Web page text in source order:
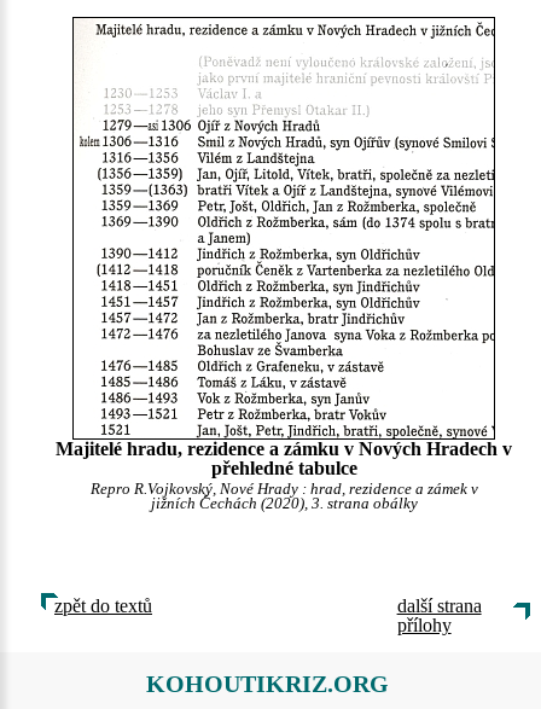
Majitelé hradu, rezidence a zámku v Nových Hradech v
přehledné tabulce
Repro R.Vojkovský, Nové Hrady : hrad, rezidence a zámek v
jižních Čechách (2020), 3. strana obálky
zpět do textů
další strana
přílohy
KOHOUTIKRIZ.ORG